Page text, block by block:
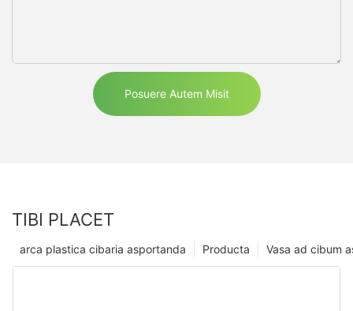
Posuere Autem Misit
TIBI PLACET
Vasa ad cibum
Producta
arca plastica cibaria asportanda